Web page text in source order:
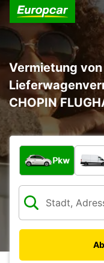
Vermietung
CHOPIN
Welche Art von
Pkw